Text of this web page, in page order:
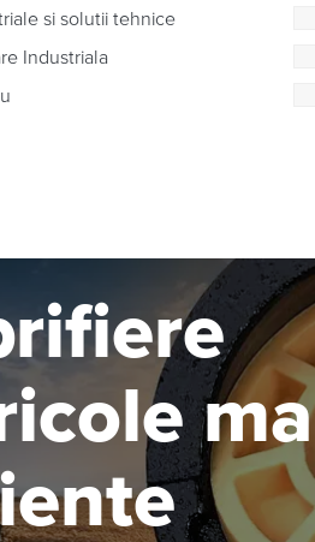
si solutii tehnice
Industriala